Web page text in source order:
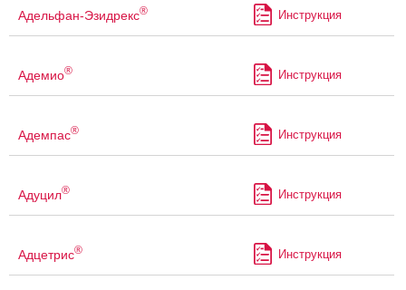
Адельфан-Эзидрекс® Инструкция
Адемио® Инструкция
Адемпас® Инструкция
Адуцил® Инструкция
Адцетрис® Инструкция